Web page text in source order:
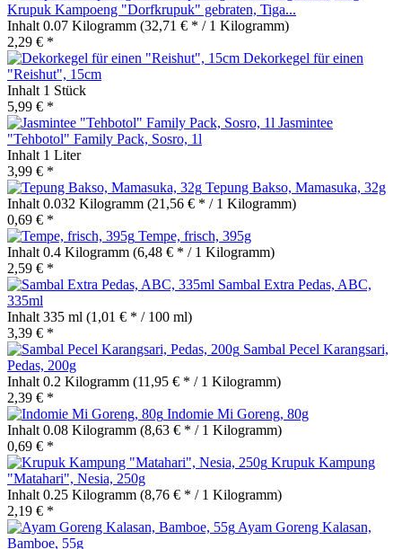
Krupuk Kampoeng "Dorfkrupuk" gebraten, Tiga...
Inhalt 0.07 Kilogramm (32,71 € * / 1 Kilogramm)
2,29 € *
Dekorkegel für einen
"Reishut", 15cm
Inhalt 1 Stück
5,99 € *
Jasmintee
"Tehbotol" Family Pack, Sosro, 1l
Inhalt 1 Liter
3,99 € *
Tepung Bakso, Mamasuka, 32g
Inhalt 0.032 Kilogramm (21,56 € * / 1 Kilogramm)
0,69 € *
Tempe, frisch, 395g
Inhalt 0.4 Kilogramm (6,48 € * / 1 Kilogramm)
2,59 € *
Sambal Extra Pedas, ABC,
335ml
Inhalt 335 ml (1,01 € * / 100 ml)
3,39 € *
Sambal Pecel Karangsari,
Pedas, 200g
Inhalt 0.2 Kilogramm (11,95 € * / 1 Kilogramm)
2,39 € *
Indomie Mi Goreng, 80g
Inhalt 0.08 Kilogramm (8,63 € * / 1 Kilogramm)
0,69 € *
Krupuk Kampung
"Matahari", Nesia, 250g
Inhalt 0.25 Kilogramm (8,76 € * / 1 Kilogramm)
2,19 € *
Ayam Goreng Kalasan,
Bamboe, 55g